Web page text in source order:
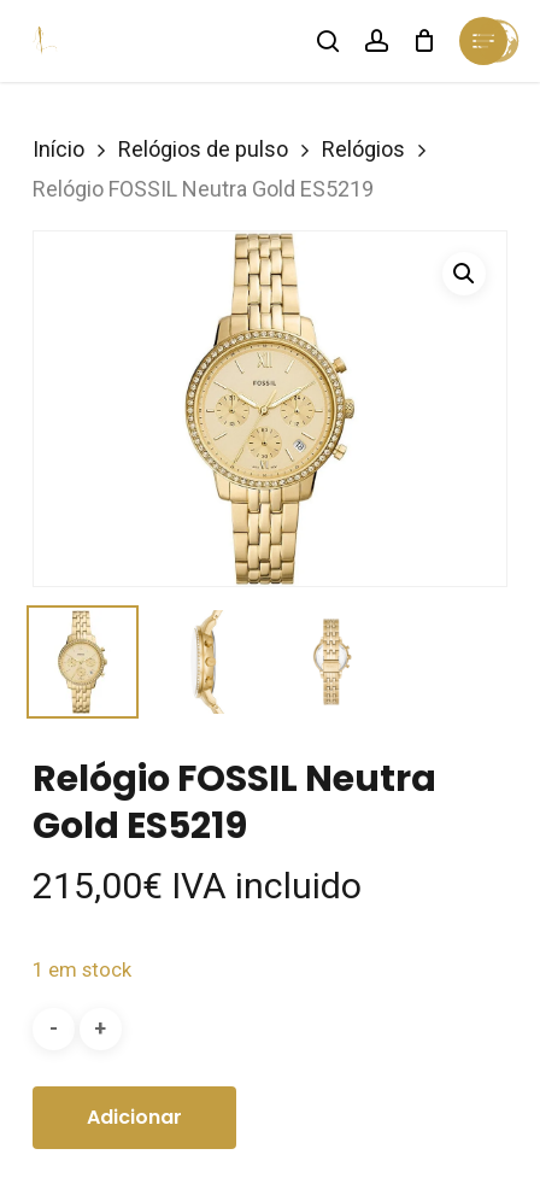
searchaccount
Menu
Close
Cart
Início Relógios de pulso
Relógios
Relógio FOSSIL Neutra Gold ES5219
Relógio FOSSIL Neutra
Gold ES5219
215,00€ IVA incluido
1 em stock
Adicionar